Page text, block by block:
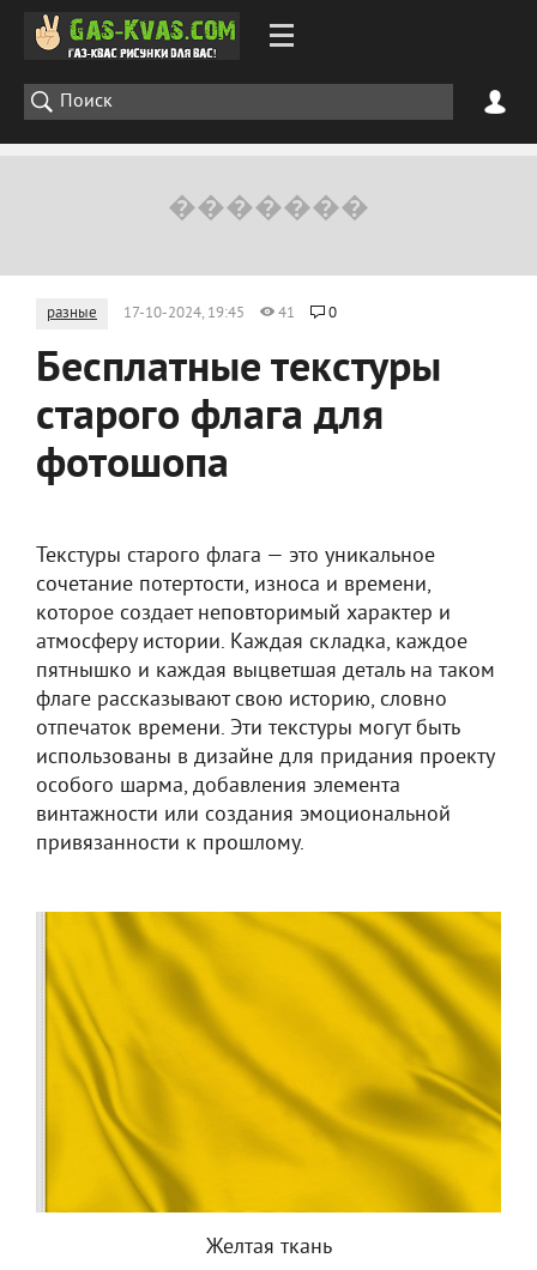
разные 17-10-2024, 19:45 41 0
Бесплатные текстуры
старого флага для
фотошопа
Текстуры старого флага — это уникальное
сочетание потертости, износа и времени,
которое создает неповторимый характер и
атмосферу истории. Каждая складка, каждое
пятнышко и каждая выцветшая деталь на таком
флаге рассказывают свою историю, словно
отпечаток времени. Эти текстуры могут быть
использованы в дизайне для придания проекту
особого шарма, добавления элемента
винтажности или создания эмоциональной
привязанности к прошлому.
Желтая ткань